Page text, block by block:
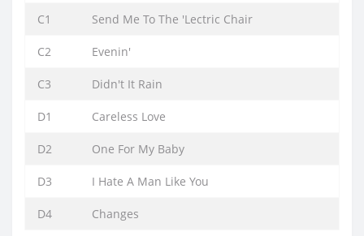
C1 Send Me To The 'Lectric Chair
C2 Evenin'
C3 Didn't It Rain
D1 Careless Love
D2 One For My Baby
D3 I Hate A Man Like You
D4 Changes